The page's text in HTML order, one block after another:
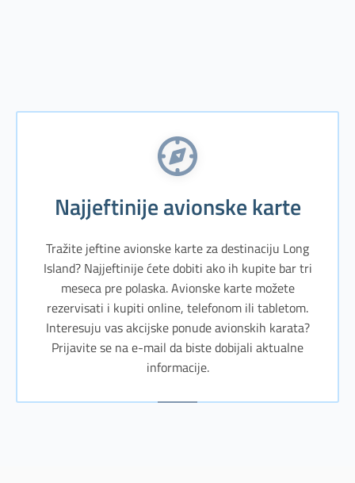
Najjeftinije avionske karte
Tražite jeftine avionske karte za destinaciju Long
Island? Najjeftinije ćete dobiti ako ih kupite bar tri
meseca pre polaska. Avionske karte možete
rezervisati i kupiti online, telefonom ili tabletom.
Interesuju vas akcijske ponude avionskih karata?
Prijavite se na e-mail da biste dobijali aktualne
informacije.